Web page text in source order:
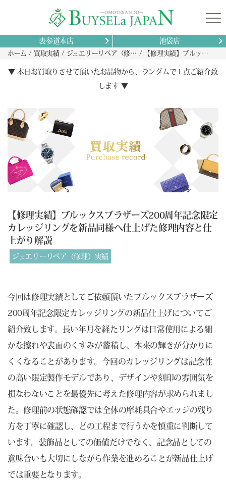
表参道本店 池袋店
ホーム 買取実績 ジュエリーリペア（修理）実績 【修理実績】ブルックスブラザーズ200周年記念限定カレッジリングを新品同様へ仕上げた修理内容と仕上がり解説
▼ 本日お買取りさせて頂いたお品物から、ランダムで１点ご紹介致
します ▼
【修理実績】ブルックスブラザーズ200周年記念限定
カレッジリングを新品同様へ仕上げた修理内容と仕
上がり解説
ジュエリーリペア（修理）実績
今回は修理実績としてご依頼頂いたブルックスブラザーズ
200周年記念限定カレッジリングの新品仕上げについてご
紹介致します。長い年月を経たリングは日常使用による細
かな擦れや表面のくすみが蓄積し、本来の輝きが分かりに
くくなることがあります。今回のカレッジリングは記念性
の高い限定製作モデルであり、デザインや刻印の雰囲気を
損なわないことを最優先に考えた修理内容が求められまし
た。修理前の状態確認では全体の摩耗具合やエッジの残り
方を丁寧に確認し、どの工程まで行うかを慎重に判断して
います。装飾品としての価値だけでなく、記念品としての
意味合いも大切にしながら作業を進めることが新品仕上げ
では重要となります。